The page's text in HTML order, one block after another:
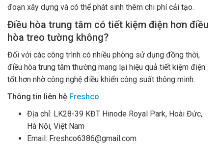
đoạn xây dựng và có thể phát sinh thêm chi phí cải tạo.
Điều hòa trung tâm có tiết kiệm điện hơn điều
hòa treo tường không?
Đối với các công trình có nhiều phòng sử dụng đồng thời,
điều hòa trung tâm thường mang lại hiệu quả tiết kiệm điện
tốt hơn nhờ công nghệ điều khiển công suất thông minh.
Thông tin liên hệ Freshco
Địa chỉ: LK28-39 KĐT Hinode Royal Park, Hoài Đức,
Hà Nội, Việt Nam
Email: Freshco6386@gmail.com